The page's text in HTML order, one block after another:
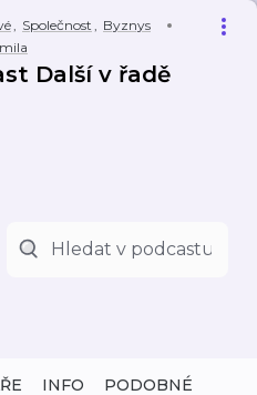
, Společnost , Byznys
Další v řadě
INFO PODOBNÉ